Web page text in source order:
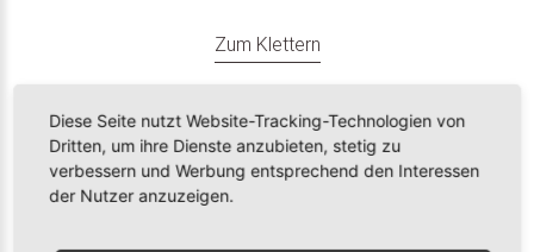
Zum Klettern
Diese Seite nutzt Website-Tracking-Technologien von
Dritten, um ihre Dienste anzubieten, stetig zu
verbessern und Werbung entsprechend den Interessen
der Nutzer anzuzeigen.